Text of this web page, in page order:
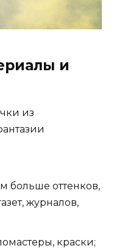
и
из
больше оттенков,
журналов,
краски;